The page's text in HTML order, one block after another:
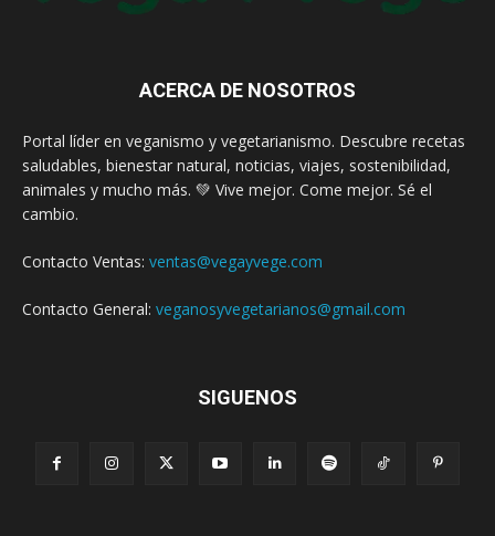
ACERCA DE NOSOTROS
Portal líder en veganismo y vegetarianismo. Descubre recetas
saludables, bienestar natural, noticias, viajes, sostenibilidad,
animales y mucho más. 💚 Vive mejor. Come mejor. Sé el
cambio.
Contacto Ventas: ventas@vegayvege.com
Contacto General: veganosyvegetarianos@gmail.com
SIGUENOS